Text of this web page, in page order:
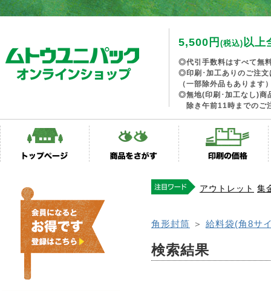
5,500円 (税込)以上
◎代引手数料はすべて無
◎印刷･加工ありのご注文
（一部除外品もあります
◎無地(印刷･加工なし)商
除き午前11時までのご
アウトレット 集
角形封筒 ＞ 給料袋(角8サ
検索結果